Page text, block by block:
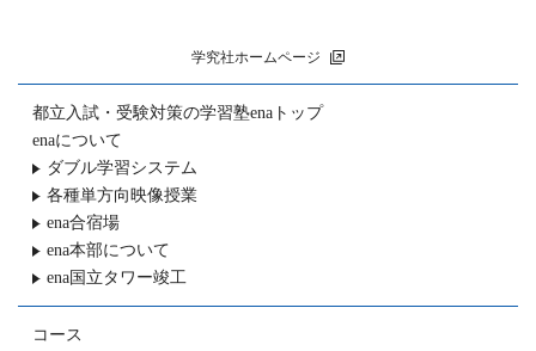
学究社ホームページ
都立入試・受験対策の学習塾enaトップ
enaについて
ダブル学習システム
各種単方向映像授業
ena合宿場
ena本部について
ena国立タワー竣工
コース